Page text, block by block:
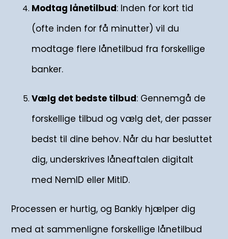
Modtag lånetilbud: Inden for kort tid
(ofte inden for få minutter) vil du
modtage flere lånetilbud fra forskellige
banker.
Vælg det bedste tilbud: Gennemgå de
forskellige tilbud og vælg det, der passer
bedst til dine behov. Når du har besluttet
dig, underskrives låneaftalen digitalt
med NemID eller MitID.
Processen er hurtig, og Bankly hjælper dig
med at sammenligne forskellige lånetilbud